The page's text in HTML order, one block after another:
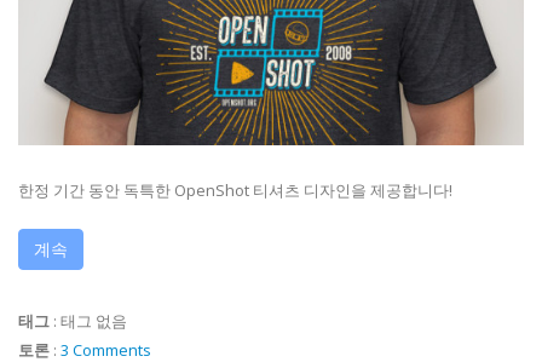
한정 기간 동안 독특한 OpenShot 티셔츠 디자인을 제공합니다!
계속
태그 : 태그 없음
토론 : 3 Comments